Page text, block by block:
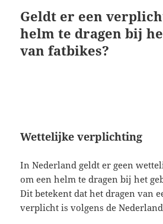
Geldt er een
helm te dragen bij
van fatbikes?
Wettelijke verplichting
In Nederland geldt er geen
om een helm te dragen bij het
Dit betekent dat het dragen van
verplicht is volgens de